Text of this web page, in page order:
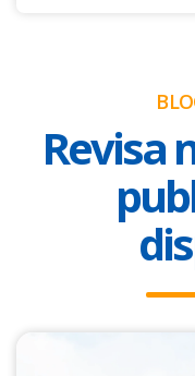
Revisa